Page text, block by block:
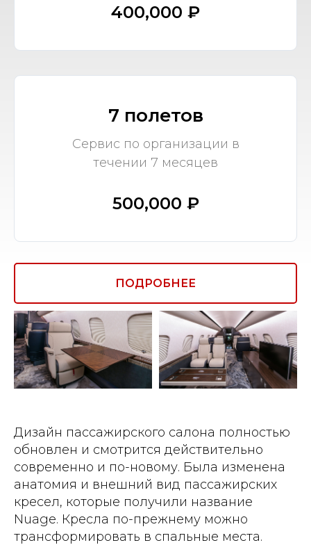
400,000 ₽
7 полетов
Сервис по организации в
течении 7 месяцев
500,000 ₽
ПОДРОБНЕЕ
Дизайн пассажирского салона полностью
обновлен и смотрится действительно
современно и по-новому. Была изменена
анатомия и внешний вид пассажирских
кресел, которые получили название
Nuage. Кресла по-прежнему можно
трансформировать в спальные места.